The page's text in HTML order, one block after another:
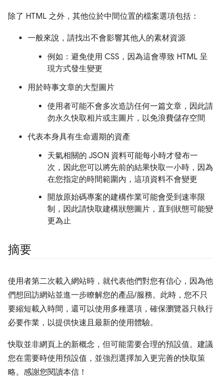
除了 HTML 之外，其他位於中間位置的檔案選項包括：
一般來說，請找出不會影響其他人的素材資源
例如：避免使用 CSS，因為這會導致 HTML 呈
現方式發生變更
用於時事文章的大型圖片
使用者可能不會多次造訪任何一篇文章，因此請
勿永久快取相片或主圖片，以免浪費儲存空間
代表本身具有生命週期的資產
天氣相關的 JSON 資料可能每小時才發布一
次，因此您可以將先前的結果快取一小時，因為
在您指定的時間範圍內，這項資料不會變更
開放原始碼專案的建構作業可能會受到速率限
制，因此請快取建構狀態圖片，直到狀態可能變
更為止
摘要
使用者第二次載入網站時，就代表他們對您有信心，因為他
們想回訪網站並進一步瞭解您的產品/服務。此時，您不只
要縮短載入時間，還可以使用多種選項，確保瀏覽器只執行
必要作業，以提供快速且最新的使用體驗。
快取並非網頁上的新概念，但可能需要合理的預設值。建議
您在需要時使用預設值，並強烈選擇加入更完善的快取策
略。感謝您閱讀本信！